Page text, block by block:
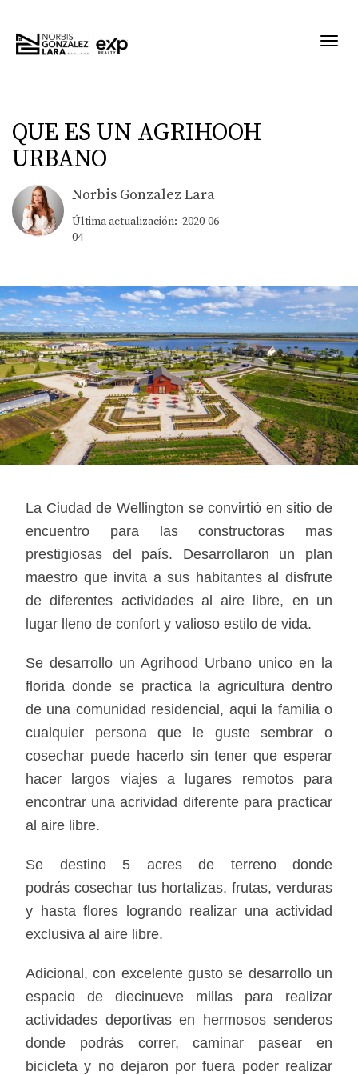
QUE ES UN AGRIHOOH
URBANO
Norbis Gonzalez Lara
Última actualización: 2020-06-
04
La Ciudad de Wellington se convirtió en sitio de
encuentro para las constructoras mas
prestigiosas del país. Desarrollaron un plan
maestro que invita a sus habitantes al disfrute
de diferentes actividades al aire libre, en un
lugar lleno de confort y valioso estilo de vida.
Se desarrollo un Agrihood Urbano unico en la
florida donde se practica la agricultura dentro
de una comunidad residencial, aqui la familia o
cualquier persona que le guste sembrar o
cosechar puede hacerlo sin tener que esperar
hacer largos viajes a lugares remotos para
encontrar una acrividad diferente para practicar
al aire libre.
Se destino 5 acres de terreno donde
podrás cosechar tus hortalizas, frutas, verduras
y hasta flores logrando realizar una actividad
exclusiva al aire libre.
Adicional, con excelente gusto se desarrollo un
espacio de diecinueve millas para realizar
actividades deportivas en hermosos senderos
donde podrás correr, caminar pasear en
bicicleta y no dejaron por fuera poder realizar